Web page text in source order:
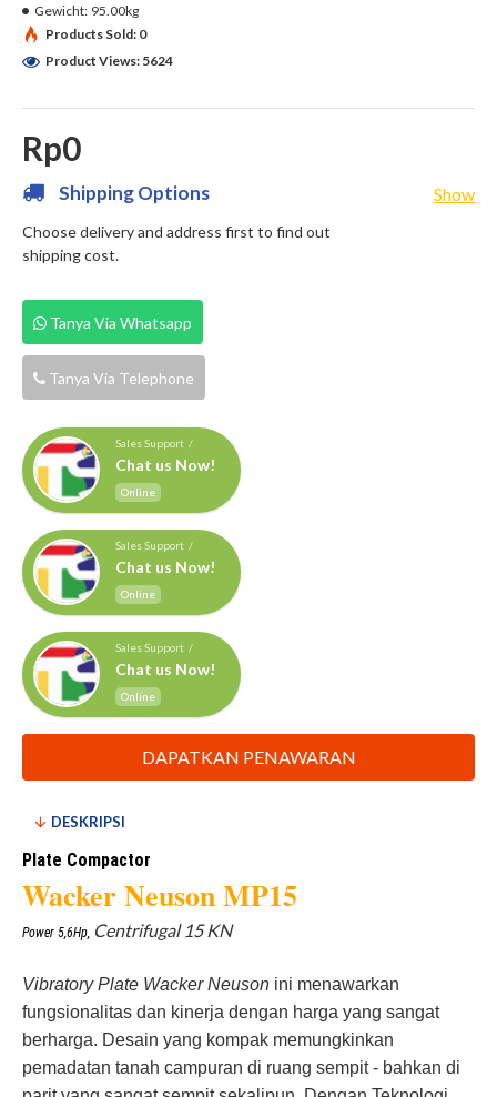
Rp0
Gewicht: 95.00kg
Products Sold: 0
Product Views: 5624
Shipping Options
Choose delivery and address first to find out
shipping cost.
Show
Tanya Via Whatsapp
Tanya Via Telephone
Sales Support /
Chat us Now!
Online
Sales Support /
Chat us Now!
Online
Sales Support /
Chat us Now!
Online
DAPATKAN PENAWARAN
DESKRIPSI
Plate Compactor
Wacker Neuson MP15
Power 5,6Hp, Centrifugal 15 KN
Vibratory Plate Wacker Neuson ini menawarkan
fungsionalitas dan kinerja dengan harga yang sangat
berharga. Desain yang kompak memungkinkan
pemadatan tanah campuran di ruang sempit - bahkan di